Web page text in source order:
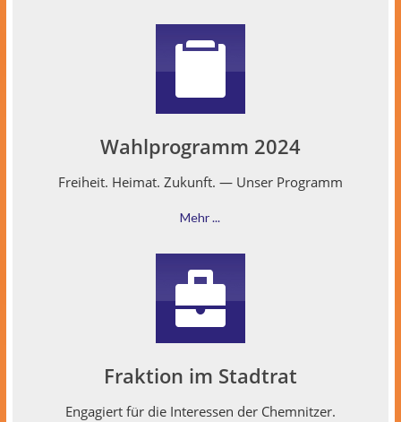
Wahlprogramm 2024
Frei­heit. Heimat. Zukun­ft. — Unser Programm
Mehr ...
Fraktion im Stadtrat
Engagiert für die Inter­essen der Chemnitzer.